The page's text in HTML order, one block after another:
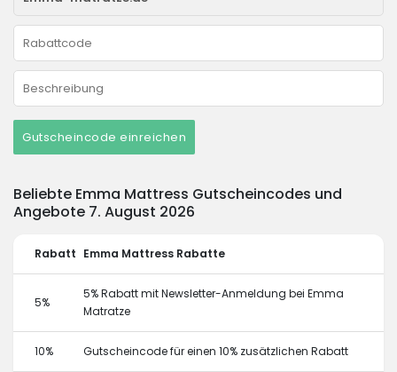
Gutscheincode einreichen
Beliebte Emma Mattress Gutscheincodes und
Angebote 7. August 2026
Rabatt Emma Mattress Rabatte
5%
5% Rabatt mit Newsletter-Anmeldung bei Emma
Matratze
10% Gutscheincode für einen 10% zusätzlichen Rabatt